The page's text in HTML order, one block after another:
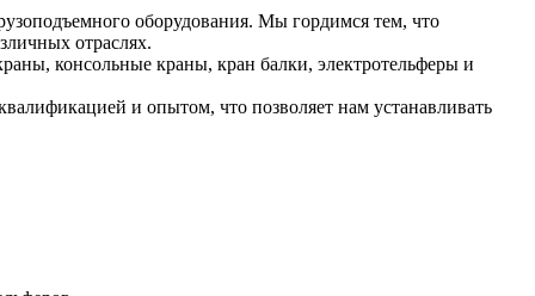
оборудования. Мы гордимся тем, что
отраслях.
консольные краны, кран балки, электротельферы и
и опытом, что позволяет нам устанавливать